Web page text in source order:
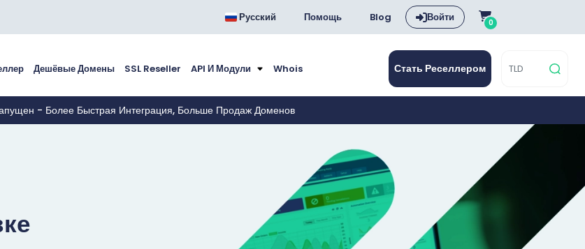
Русский Помощь Blog Войти 0
Дешёвые Домены SSL Reseller API И Модули Whois Стать Реселлером
- Более Быстрая Интеграция, Больше Продаж Доменов